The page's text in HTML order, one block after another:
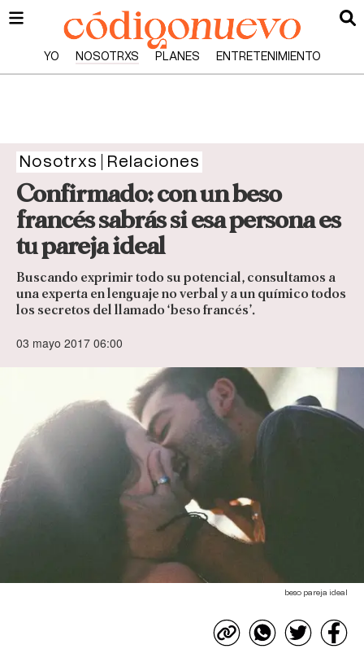
YO NOSOTRXS PLANES ENTRETENIMIENTO
Nosotrxs Relaciones
Confirmado: con un beso
francés sabrás si esa persona es
tu pareja ideal
Buscando exprimir todo su potencial, consultamos a
una experta en lenguaje no verbal y a un químico todos
los secretos del llamado ‘beso francés’.
03 mayo 2017 06:00
beso pareja ideal